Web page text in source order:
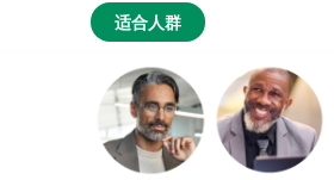
适合人群